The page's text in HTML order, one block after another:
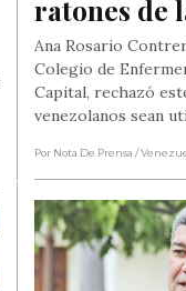
ratones de
Ana Rosario
Colegio de
Capital, rechazó
venezolanos sean
Por Nota De Prensa /